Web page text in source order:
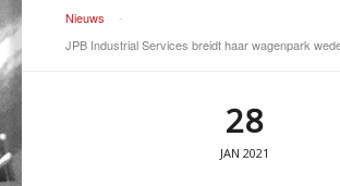
Nieuws
-
JPB Industrial Services breidt haar wagenpark
28
JAN 2021